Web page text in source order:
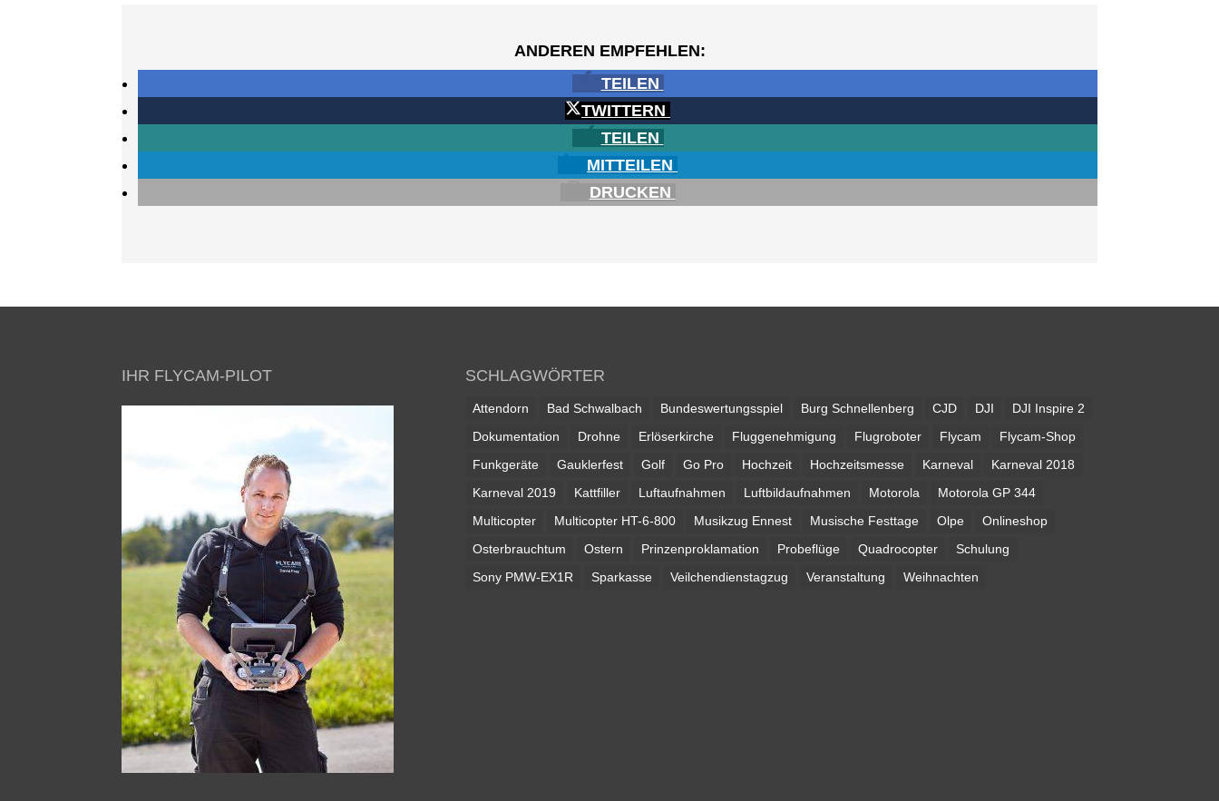
ANDEREN EMPFEHLEN:
TEILEN
TWITTERN
TEILEN
MITTEILEN
DRUCKEN
IHR FLYCAM-PILOT SCHLAGWÖRTER
Attendorn Bad Schwalbach Bundeswertungsspiel Burg Schnellenberg CJD DJI
DJI Inspire 2
Dokumentation
Drohne Erlöserkirche Fluggenehmigung Flugroboter Flycam
Flycam-Shop
Funkgeräte
Gauklerfest Golf Go Pro Hochzeit Hochzeitsmesse Karneval
Karneval 2018
Karneval 2019
Kattfiller Luftaufnahmen Luftbildaufnahmen Motorola
Motorola GP 344
Multicopter
Multicopter HT-6-800 Musikzug Ennest Musische Festtage Olpe
Onlineshop
Osterbrauchtum
Ostern Prinzenproklamation Probeflüge Quadrocopter
Schulung
Sony PMW-EX1R
Sparkasse Veilchendienstagzug Veranstaltung Weihnachten